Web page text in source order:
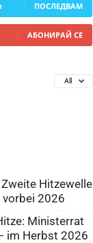
ПОСЛЕДВАМ
АБОНИРАЙ СЕ
All
Hitzewelle
2026
Ministerrat
im Herbst 2026